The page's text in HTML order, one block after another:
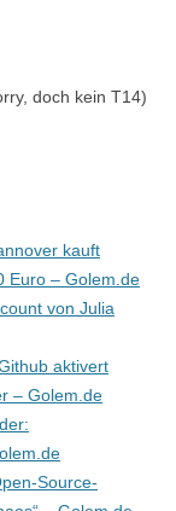
doch kein T14)
kauft
Euro – Golem.de
von Julia
aktivert
– Golem.de
Source-